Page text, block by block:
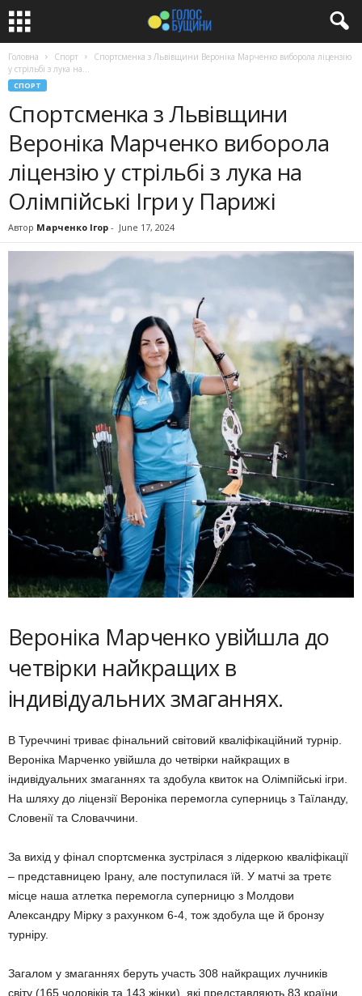
Головна Спорт
Спортсменка з Львівщини Вероніка Марченко виборола ліцензію
у стрільбі з лука на...
СПОРТ
Спортсменка з Львівщини
Вероніка Марченко виборола
ліцензію у стрільбі з лука на
Олімпійські Ігри у Парижі
Автор Марченко Ігор - June 17, 2024
Вероніка Марченко увійшла до
четвірки найкращих в
індивідуальних змаганнях.
В Туреччині триває фінальний світовий кваліфікаційний турнір.
Вероніка Марченко увійшла до четвірки найкращих в
індивідуальних змаганнях та здобула квиток на Олімпійські ігри.
На шляху до ліцензії Вероніка перемогла суперниць з Таїланду,
Словенії та Словаччини.
За вихід у фінал спортсменка зустрілася з лідеркою кваліфікації
– представницею Ірану, але поступилася їй. У матчі за третє
місце наша атлетка перемогла суперницю з Молдови
Александру Мірку з рахунком 6-4, тож здобула ще й бронзу
турніру.
Загалом у змаганнях беруть участь 308 найкращих лучників
світу (165 чоловіків та 143 жінки), які представляють 83 країни.